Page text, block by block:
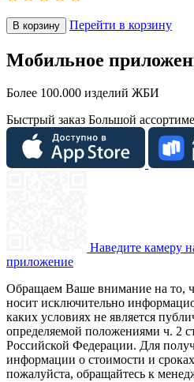
В корзину Перейти в корзину
Мобильное
Более 100.000 изделий ЖБИ
Быстрый заказ Большой
Наведите камеру
приложение
Обращаем Ваше внимание на то,
носит исключительно
каких условиях не является
определяемой положениями ч. 2
Российской Федерации. Для
информации о стоимости и
пожалуйста, обращайтесь к